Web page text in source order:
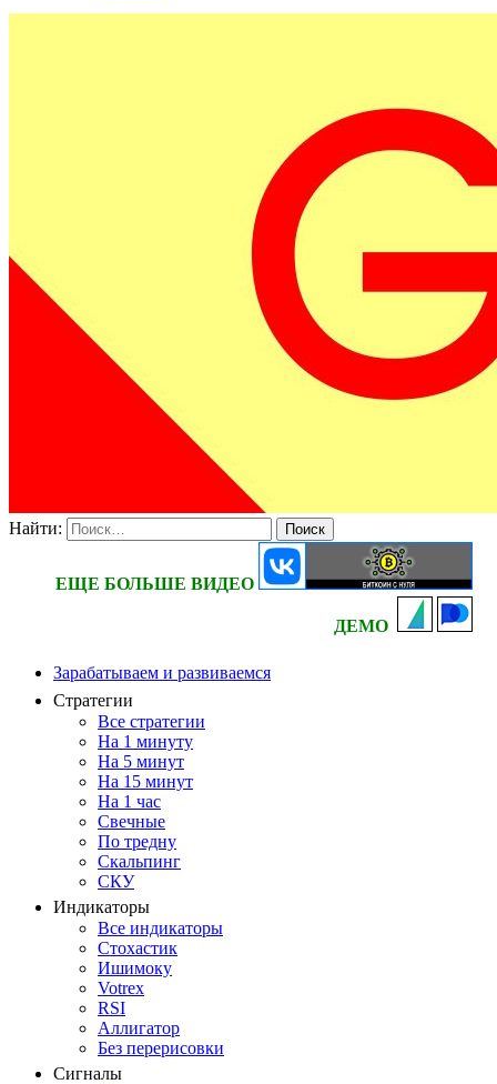
Найти:
ЕЩЕ БОЛЬШЕ ВИДЕО
ДЕМО
Зарабатываем и развиваемся
Стратегии
Все стратегии
На 1 минуту
На 5 минут
На 15 минут
На 1 час
Свечные
По тредну
Скальпинг
СКУ
Индикаторы
Все индикаторы
Стохастик
Ишимоку
Votrex
RSI
Аллигатор
Без перерисовки
Сигналы